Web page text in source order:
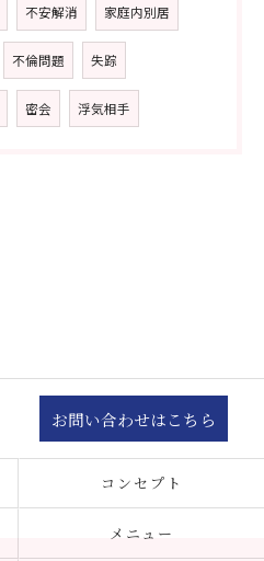
不安解消 家庭内別居
不倫問題 失踪
密会 浮気相手
お問い合わせはこちら
コンセプト
メニュー